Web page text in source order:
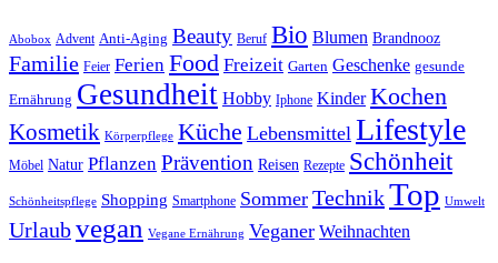
Abobox Advent Anti-Aging Beauty Beruf Bio Blumen Brandnooz
Familie Feier Ferien Food Freizeit Garten Geschenke gesunde
Ernährung Gesundheit Hobby Iphone Kinder Kochen
Kosmetik Körperpflege Küche Lebensmittel Lifestyle
Möbel Natur Pflanzen Prävention Reisen Rezepte Schönheit
Schönheitspflege Shopping Smartphone Sommer TechnikTop Umwelt
Urlaubvegan Vegane Ernährung Veganer Weihnachten